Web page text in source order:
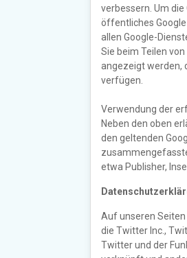
verbessern. Um
öffentliches
allen Google-
Sie beim Teilen
angezeigt werden,
verfügen.
Verwendung der
Neben den oben
den geltenden
etwa Publisher,
Auf unseren
die Twitter Inc.,
Twitter und der